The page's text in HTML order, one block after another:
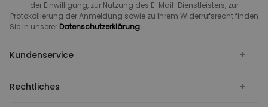
der Einwilligung, zur Nutzung des E-Mail-Dienstleisters, zur
Protokollierung der Anmeldung sowie zu Ihrem Widerrufsrecht finden
Sie in unserer Datenschutzerklärung.
Kundenservice
Rechtliches